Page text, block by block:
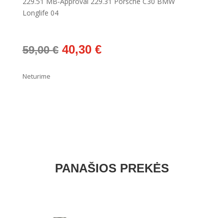
Longlife 04
59,00€ Original
40,30 €Current
Neturime
PANAŠIOS PREKĖS